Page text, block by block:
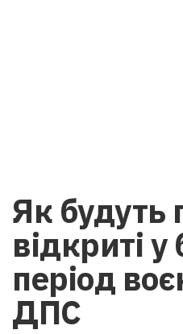
Як будуть
відкриті
період
ДПС